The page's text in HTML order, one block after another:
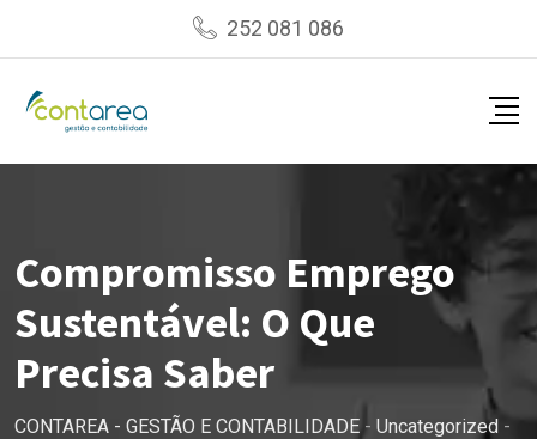
252 081 086
Compromisso Emprego
Sustentável: O Que
Precisa Saber
CONTAREA - GESTÃO E CONTABILIDADE - Uncategorized -